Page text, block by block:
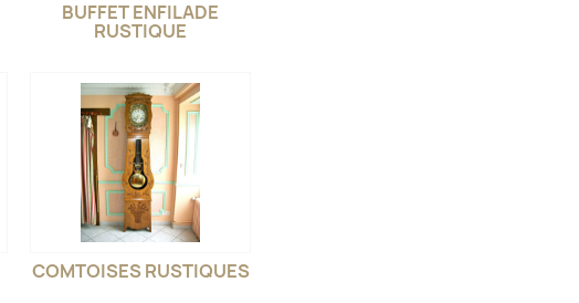
BUFFET ENFILADE
RUSTIQUE
COMTOISES RUSTIQUES